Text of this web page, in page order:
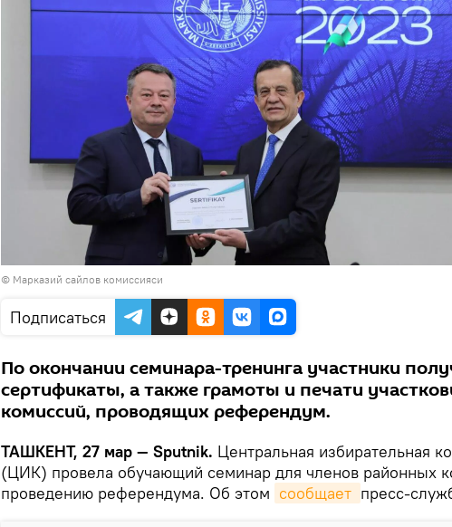
© Марказий сайлов комиссияси
Подписаться
По окончании семинара-тренинга участники
сертификаты, а также грамоты и печати
комиссий, проводящих референдум.
ТАШКЕНТ, 27 мар — Sputnik. Центральная избирательная
(ЦИК) провела обучающий семинар для членов районных
проведению референдума. Об этом сообщает пресс-